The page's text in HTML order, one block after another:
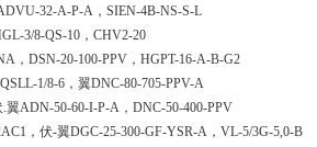
32-A-P-A，SIEN-4B-NS-S-L
3/8-QS-10，CHV2-20
，DSN-20-100-PPV，HGPT-16-A-B-G2
1/8-6，翼DNC-80-705-PPV-A
翼ADN-50-60-I-P-A，DNC-50-400-PPV
，伏-翼DGC-25-300-GF-YSR-A，VL-5/3G-5,0-B